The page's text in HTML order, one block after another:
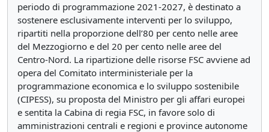
periodo di programmazione 2021-2027, è destinato a
sostenere esclusivamente interventi per lo sviluppo,
ripartiti nella proporzione dell’80 per cento nelle aree
del Mezzogiorno e del 20 per cento nelle aree del
Centro-Nord. La ripartizione delle risorse FSC avviene ad
opera del Comitato interministeriale per la
programmazione economica e lo sviluppo sostenibile
(CIPESS), su proposta del Ministro per gli affari europei
e sentita la Cabina di regia FSC, in favore solo di
amministrazioni centrali e regioni e province autonome